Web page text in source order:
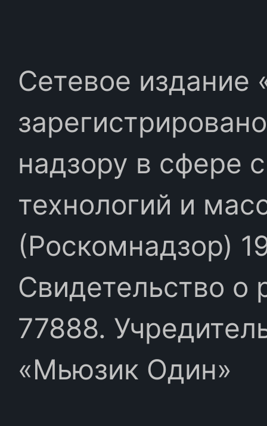
Сетевое издание
надзору в сфере
технологий и
(Роскомнадзор)
Свидетельство
77888.
«Мьюзик Один»